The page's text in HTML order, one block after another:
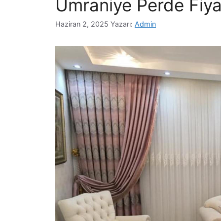
Ümraniye Perde
Haziran 2, 2025 Yazarı: Admin